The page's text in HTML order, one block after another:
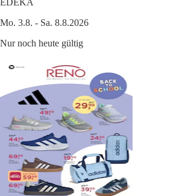
EDEKA
Mo. 3.8. - Sa. 8.8.2026
Nur noch heute gültig